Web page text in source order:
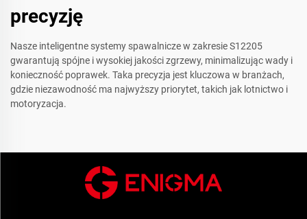
precyzję
Nasze inteligentne systemy spawalnicze w zakresie S12205
gwarantują spójne i wysokiej jakości zgrzewy, minimalizując wady i
konieczność poprawek. Taka precyzja jest kluczowa w branżach,
gdzie niezawodność ma najwyższy priorytet, takich jak lotnictwo i
motoryzacja.